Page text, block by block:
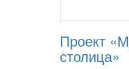
Проект
столица»